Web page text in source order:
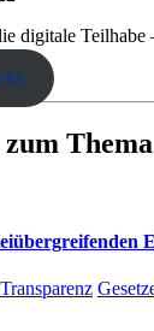
digitale Teilhabe
Thema